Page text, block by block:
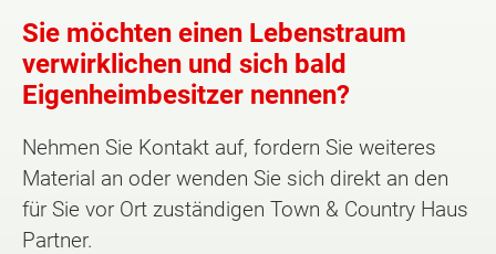
Sie möchten einen Lebenstraum
verwirklichen und sich bald
Eigenheimbesitzer nennen?
Nehmen Sie Kontakt auf, fordern Sie weiteres
Material an oder wenden Sie sich direkt an den
für Sie vor Ort zuständigen Town & Country Haus
Partner.